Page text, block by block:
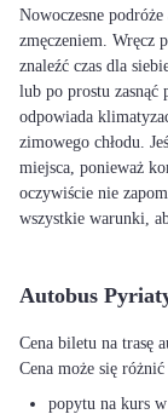
Nowoczesne
zmęczeniem. Wręcz
znaleźć czas dla
lub po prostu zasnąć
odpowiada
zimowego chłodu.
miejsca, ponieważ
oczywiście nie
wszystkie warunki,
Autobus
Cena biletu na trasę
Cena może się
popytu na kurs